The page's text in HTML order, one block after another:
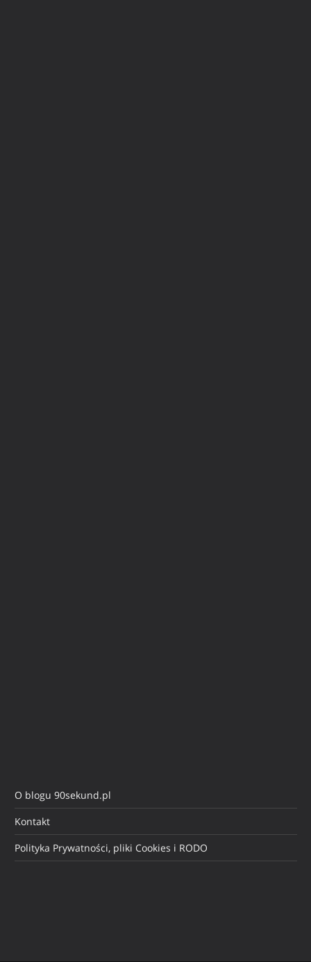
O blogu 90sekund.pl
Kontakt
Polityka Prywatności, pliki Cookies i RODO